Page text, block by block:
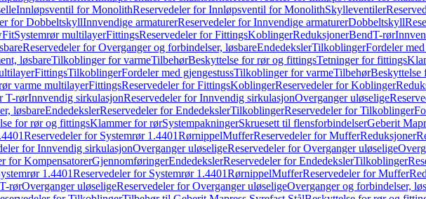
Innløpsventil for MonolithReservedeler for Innløpsventil for MonolithSkylleventiler
for DobbeltskyllInnvendige armaturerReservedeler for Innvendige armaturerDobbeltskyll
Systemrør multilayerFittingsReservedeler for FittingsKoblingerReduksjonerBendT-rør
Reservedeler for Overganger og forbindelser, løsbareEndedekslerTilkoblingerFordeler
løsbareTilkoblinger for varmeTilbehørBeskyttelse for rør og fittingsTetninger for fittings
FittingsTilkoblingerFordeler med gjengestussTilkoblinger for varmeTilbehørBeskyttelse
varme multilayerFittingsReservedeler for FittingsKoblingerReservedeler for Koblinger
T-rørInnvendig sirkulasjonReservedeler for Innvendig sirkulasjonOverganger uløselige
løsbareEndedekslerReservedeler for EndedekslerTilkoblingerReservedeler for Tilkoblinger
for rør og fittingsKlammer for rørSystempakningerSkruesett til flensforbindelserGeberit
Reservedeler for Systemrør 1.4401RørnippelMufferReservedeler for MufferReduksjoner
for Innvendig sirkulasjonOverganger uløseligeReservedeler for Overganger uløselige
for KompensatorerGjennomføringerEndedekslerReservedeler for EndedekslerTilkoblinger
1.4401Reservedeler for Systemrør 1.4401RørnippelMufferReservedeler for Muffer
rørOverganger uløseligeReservedeler for Overganger uløseligeOverganger og forbindelser,